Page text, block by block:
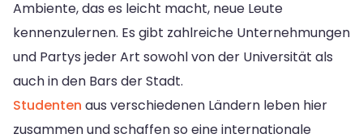
Ambiente, das es leicht macht, neue Leute
kennenzulernen. Es gibt zahlreiche Unternehmungen
und Partys jeder Art sowohl von der Universität als
auch in den Bars der Stadt.
Studenten aus verschiedenen Ländern leben hier
zusammen und schaffen so eine internationale